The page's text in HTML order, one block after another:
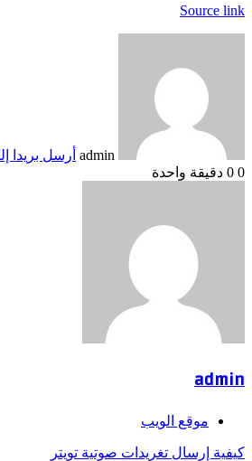
Source link
admin أرسل بريدا
0
دقيقة واحدة
admin
موقع الويب
كيفية إرسال تغريدات صوتية تويتر